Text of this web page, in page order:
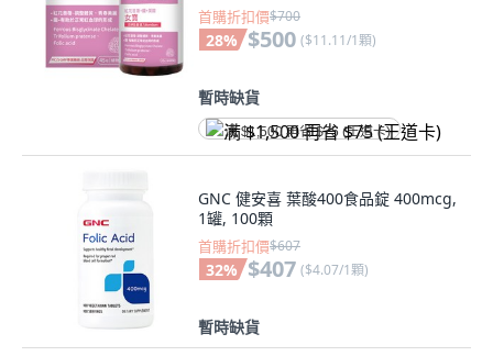
首購折扣價$700
28% $500 ($11.11/1顆)
暫時缺貨
满 $1,500 再省 $75 (王道卡)
GNC 健安喜 葉酸400食品錠 400mcg,
1罐, 100顆
首購折扣價$607
32% $407 ($4.07/1顆)
暫時缺貨